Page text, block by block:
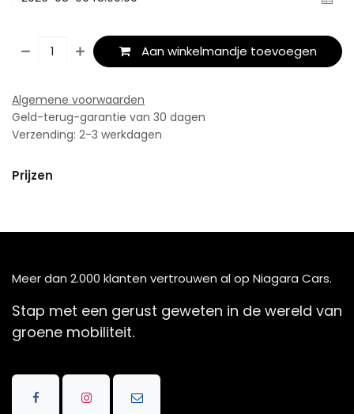
Aan winkelmandje toevoegen
Algemene voorwaarden
Geld-terug-garantie van 30 dagen
Verzending: 2-3 werkdagen
Prijzen
Meer dan 2.000 klanten vertrouwen al op Niagara Cars.
Stap met een gerust geweten in de wereld van
groene mobiliteit.